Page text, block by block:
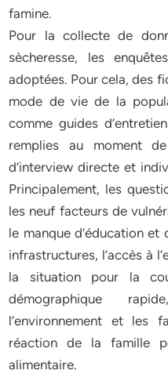
famine.
Pour la collecte de
sècheresse, les
adoptées. Pour cela, des
mode de vie de la
comme guides
remplies au moment
d’interview directe et
Principalement, les
les neuf facteurs de
le manque d’éducation et
infrastructures, l’accès à
la situation pour la
démographique
l’environnement et les
réaction de la famille
alimentaire.